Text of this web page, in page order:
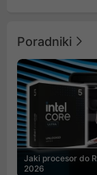
Poradniki
Jaki procesor do
2026